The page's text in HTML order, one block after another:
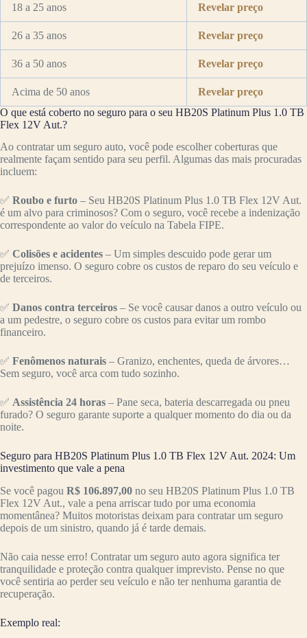
18 a 25 anos Revelar preço
26 a 35 anos Revelar preço
36 a 50 anos Revelar preço
Acima de 50 anos
Revelar preço
O que está coberto no seguro para o seu HB20S Platinum Plus 1.0 TB
Flex 12V Aut.?
Ao contratar um seguro auto, você pode escolher coberturas que
realmente façam sentido para seu perfil. Algumas das mais procuradas
incluem:
✅ Roubo e furto – Seu HB20S Platinum Plus 1.0 TB Flex 12V Aut.
é um alvo para criminosos? Com o seguro, você recebe a indenização
correspondente ao valor do veículo na Tabela FIPE.
✅ Colisões e acidentes – Um simples descuido pode gerar um
prejuízo imenso. O seguro cobre os custos de reparo do seu veículo e
de terceiros.
✅ Danos contra terceiros – Se você causar danos a outro veículo ou
a um pedestre, o seguro cobre os custos para evitar um rombo
financeiro.
✅ Fenômenos naturais – Granizo, enchentes, queda de árvores…
Sem seguro, você arca com tudo sozinho.
✅ Assistência 24 horas – Pane seca, bateria descarregada ou pneu
furado? O seguro garante suporte a qualquer momento do dia ou da
noite.
Seguro para HB20S Platinum Plus 1.0 TB Flex 12V Aut. 2024: Um
investimento que vale a pena
Se você pagou R$ 106.897,00 no seu HB20S Platinum Plus 1.0 TB
Flex 12V Aut., vale a pena arriscar tudo por uma economia
momentânea? Muitos motoristas deixam para contratar um seguro
depois de um sinistro, quando já é tarde demais.
Não caia nesse erro! Contratar um seguro auto agora significa ter
tranquilidade e proteção contra qualquer imprevisto. Pense no que
você sentiria ao perder seu veículo e não ter nenhuma garantia de
recuperação.
Exemplo real: